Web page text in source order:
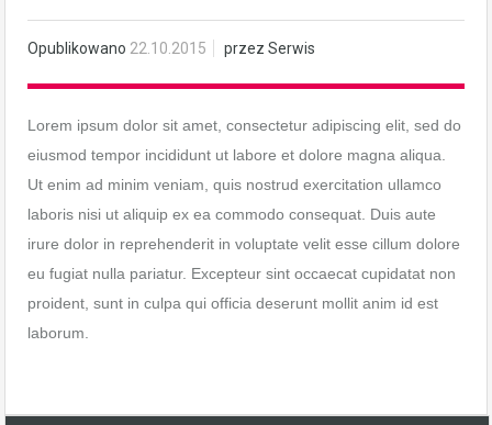
Opublikowano 22.10.2015 przez Serwis
Lorem ipsum dolor sit amet, consectetur adipiscing elit, sed do
eiusmod tempor incididunt ut labore et dolore magna aliqua.
Ut enim ad minim veniam, quis nostrud exercitation ullamco
laboris nisi ut aliquip ex ea commodo consequat. Duis aute
irure dolor in reprehenderit in voluptate velit esse cillum dolore
eu fugiat nulla pariatur. Excepteur sint occaecat cupidatat non
proident, sunt in culpa qui officia deserunt mollit anim id est
laborum.